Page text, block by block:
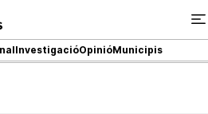
InvestigacióOpinióMunicipis